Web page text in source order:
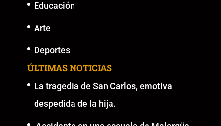
Educación
Arte
Deportes
ÚLTIMAS NOTICIAS
La tragedia de San Carlos, emotiva
despedida de la hija.